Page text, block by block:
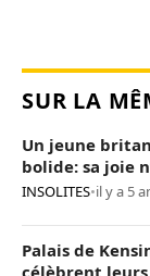
SUR LA
Un jeune
bolide: sa joie
INSOLITES•il y a 5
Palais de